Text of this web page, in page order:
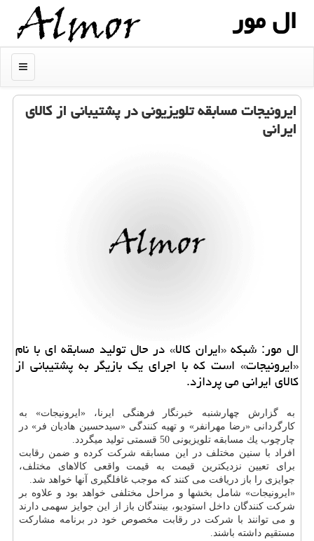
ال مور
منو
ایرونیجات مسابقه تلویزیونی در پشتیبانی از كالای
ایرانی
ال مور: شبكه «ایران كالا» در حال تولید مسابقه ای با نام
«ایرونیجات» است كه با اجرای یك بازیگر به پشتیبانی از
كالای ایرانی می پردازد.
به گزارش چهارشنبه خبرنگار فرهنگی ایرنا، «ایرونیجات» به
كارگردانی «رضا مهرانفر» و تهیه كنندگی «سیدحسین هادیان فر» در
چارچوب یك مسابقه تلویزیونی 50 قسمتی تولید میگردد.
افراد با سنین مختلف در این مسابقه شركت كرده و ضمن رقابت
برای تعیین نزدیكترین قیمت به قیمت واقعی كالاهای مختلف،
جوایزی را باز دریافت می كنند كه موجب غافلگیری آنها خواهد شد.
«ایرونیجات» شامل بخشها و مراحل مختلفی خواهد بود و علاوه بر
شركت كنندگان داخل استودیو، بینندگان باز از این جوایز سهمی دارند
و می توانند با شركت در رقابت مخصوص خود در برنامه مشاركت
مستقیم داشته باشند.